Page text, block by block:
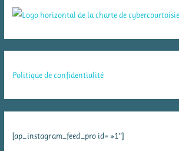
Politique de confidentialité
[ap_instagram_feed_pro id= »1″]